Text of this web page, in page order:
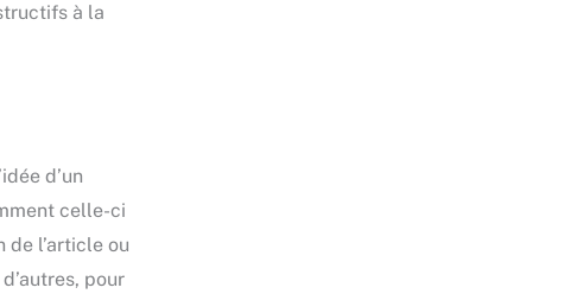
à la
d’un
celle-ci
l’article ou
pour